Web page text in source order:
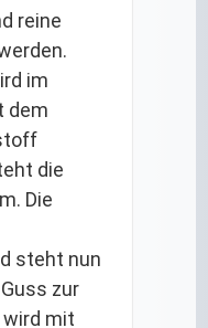
reine
im
dem
die
Die
steht nun
zur
wird mit